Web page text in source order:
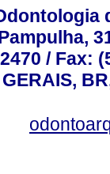
/ Fax: